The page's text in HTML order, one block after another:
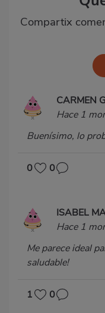
Compartix
CARMEN
Hace 1
Buenísimo, lo
0 0
ISABEL
Hace 1
Me parece ideal
saludable!
1 0